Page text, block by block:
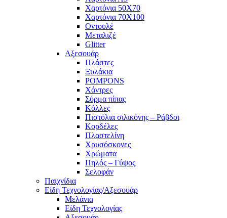
Χαρτόνια 50Χ70
Χαρτόνια 70Χ100
Οντουλέ
Μεταλιζέ
Glitter
Αξεσουάρ
Πλάστες
Ξυλάκια
POMPONS
Χάντρες
Σύρμα πίπας
Κόλλες
Πιστόλια σιλικόνης – Ράβδοι
Κορδέλες
Πλαστελίνη
Χρυσόσκονες
Χρώματα
Πηλός – Γύψος
Σελοφάν
Παιχνίδια
Είδη Τεχνολογίας/Αξεσουάρ
Μελάνια
Είδη Τεχνολογίας